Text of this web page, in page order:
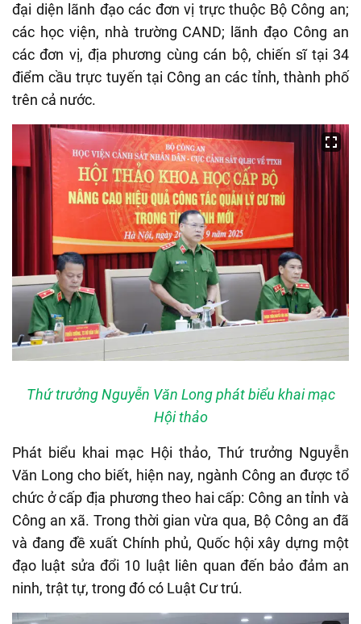
đại diện lãnh đạo các đơn vị trực thuộc Bộ Công an;
các học viện, nhà trường CAND; lãnh đạo Công an
các đơn vị, địa phương cùng cán bộ, chiến sĩ tại 34
điểm cầu trực tuyến tại Công an các tỉnh, thành phố
trên cả nước.
Thứ trưởng Nguyễn Văn Long phát biểu khai mạc
Hội thảo
Phát biểu khai mạc Hội thảo, Thứ trưởng Nguyễn
Văn Long cho biết, hiện nay, ngành Công an được tổ
chức ở cấp địa phương theo hai cấp: Công an tỉnh và
Công an xã. Trong thời gian vừa qua, Bộ Công an đã
và đang đề xuất Chính phủ, Quốc hội xây dựng một
đạo luật sửa đổi 10 luật liên quan đến bảo đảm an
ninh, trật tự, trong đó có Luật Cư trú.